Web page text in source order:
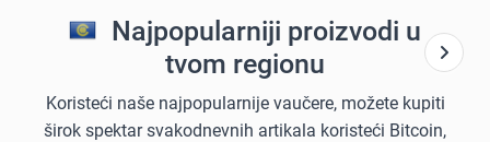
Najpopularniji proizvodi u
tvom regionu
Koristeći naše najpopularnije vaučere, možete kupiti
širok spektar svakodnevnih artikala koristeći Bitcoin,